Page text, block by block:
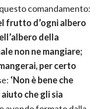
comandamento:
frutto d’ogni albero
della
non ne mangiare;
per certo
‘Non è bene che
che gli sia